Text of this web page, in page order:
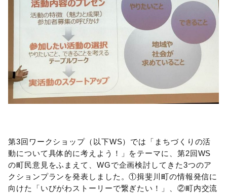
第3回ワークショップ（以下WS）では「まちづくりの活
動について具体的に考えよう！」をテーマに、第2回WS
の町民意見をふまえて、WGで企画検討してきた3つのア
クションプランを発表しました。①揖斐川町の情報発信に
向けた「いびがわストーリーで繋ぎたい！」、②町内交流